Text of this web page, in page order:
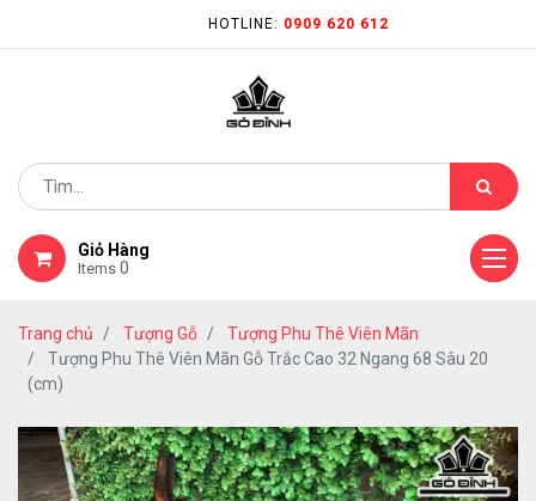
HOTLINE: 0909 620 612
Giỏ Hàng
Items 0
Trang chủ Tượng Gỗ
Tượng Phu Thê Viên Mãn
Tượng Phu Thê Viên Mãn Gỗ Trắc Cao 32 Ngang 68 Sâu 20
(cm)